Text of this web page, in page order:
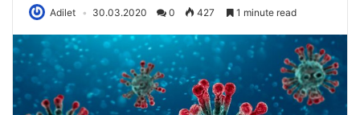
Adilet 30.03.2020 0 427 1 minute read